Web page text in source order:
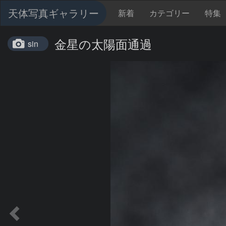
天体写真ギャラリー 新着 カテゴリー 特集
sin 金星の太陽面通過